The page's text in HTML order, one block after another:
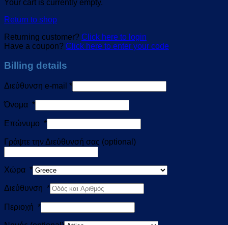
Your cart is currently empty.
Return to shop
Returning customer? Click here to login
Have a coupon? Click here to enter your code
Billing details
Διεύθυνση e-mail *
Όνομα *
Επώνυμο *
Γράψτε την Διεύθυνσή σας (optional)
Χώρα *
Διεύθυνση *
Περιοχή *